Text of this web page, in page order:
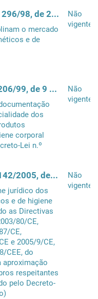
Decreto-Lei n.º 296/98, de 25 de Setembro
o mercado
e de
Não
vigente
Decreto-Lei n.º 206/99, de 9 de Junho
dos
corporal
Lei n.º
Não
vigente
Decreto-Lei n.º 142/2005, de 24 de Agosto
jurídico dos
e de higiene
as Directivas
80/CE,
CE,
e 2005/9/CE,
CEE, do
aproximação
respeitantes
pelo Decreto-
Não
vigente